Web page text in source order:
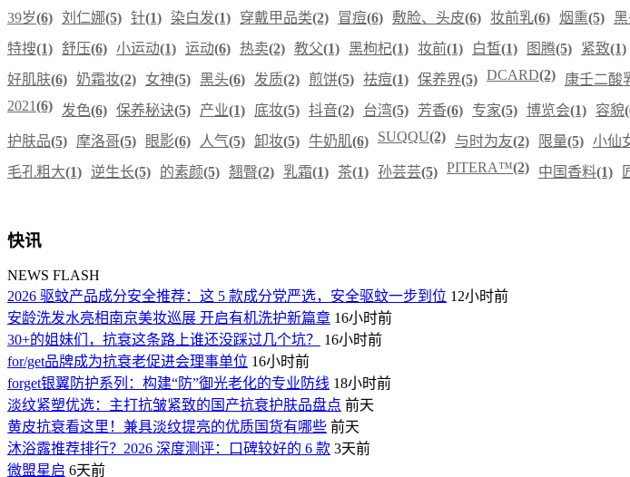
39岁(6) 刘仁娜(5) 针(1) 染白发(1) 穿戴甲品类(2) 冒痘(6) 敷脸、头皮(6) 妆前乳(6) 烟熏(5)
特搜(1) 舒压(6) 小运动(1) 运动(6) 热卖(2) 教父(1) 黑枸杞(1) 妆前(1) 白皙(1) 图腾(5) 紧致(1)
好肌肤(6) 奶霜妆(2) 女神(5) 黑头(6) 发质(2) 煎饼(5) 祛痘(1) 保养界(5) DCARD(2) 康壬二酸
2021(6) 发色(6) 保养秘诀(5) 产业(1) 底妆(5) 抖音(2) 台湾(5) 芳香(6) 专家(5) 博览会(1) 容貌
护肤品(5) 摩洛哥(5) 眼影(6) 人气(5) 卸妆(5) 牛奶肌(6) SUQQU(2) 与时为友(2) 限量(5) 小仙
毛孔粗大(1) 逆生长(5) 的素颜(5) 翘臀(2) 乳霜(1) 茶(1) 孙芸芸(5) PITERA™(2) 中国香料(1)
快讯
NEWS FLASH
2026 驱蚊产品成分安全推荐：这 5 款成分党严选，安全驱蚊一步到位 12小时前
安龄洗发水亮相南京美妆巡展 开启有机洗护新篇章 16小时前
30+的姐妹们，抗衰这条路上谁还没踩过几个坑？
16小时前
for/get品牌成为抗衰老促进会理事单位 16小时前
forget银翼防护系列：构建“防”御光老化的专业防线 18小时前
淡纹紧塑优选：主打抗皱紧致的国产抗衰护肤品盘点 前天
黄皮抗衰看这里！兼具淡纹提亮的优质国货有哪些 前天
沐浴露推荐排行？2026 深度测评：口碑较好的 6 款 3天前
微盟星启 6天前